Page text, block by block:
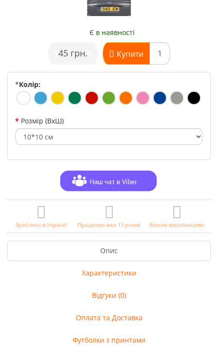
Є в наявності
45 грн. Купити
*Колір:
Розмір (ВхШ)
Зроблено в Україні! Працюємо вже 13 років! Власне виробництво
Опис
Характеристики
Відгуки (0)
Оплата та Доставка
Футболки з принтами